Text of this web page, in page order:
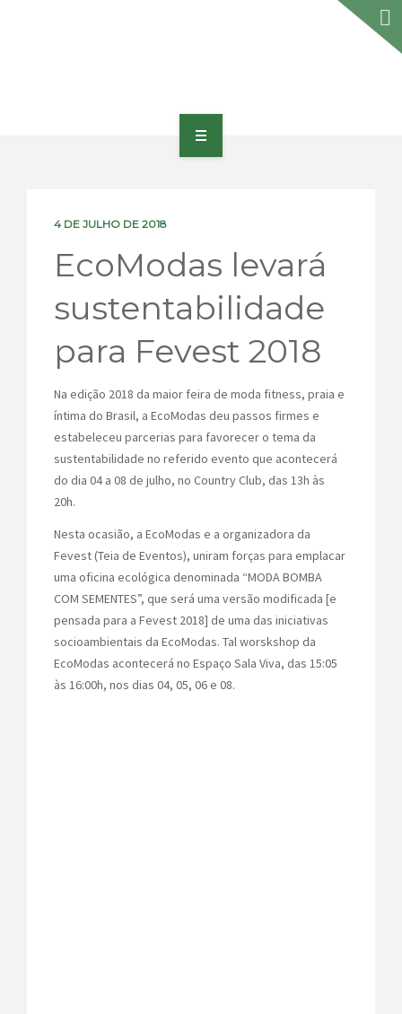
CONTATOS
4 DE JULHO DE 2018
EcoModas levará
sustentabilidade
para Fevest 2018
Na edição 2018 da maior feira de moda fitness, praia e
íntima do Brasil, a EcoModas deu passos firmes e
estabeleceu parcerias para favorecer o tema da
sustentabilidade no referido evento que acontecerá
do dia 04 a 08 de julho, no Country Club, das 13h às
20h.
Nesta ocasião, a EcoModas e a organizadora da
Fevest (Teia de Eventos), uniram forças para emplacar
uma oficina ecológica denominada “MODA BOMBA
COM SEMENTES”, que será uma versão modificada [e
pensada para a Fevest 2018] de uma das iniciativas
socioambientais da EcoModas. Tal worskshop da
EcoModas acontecerá no Espaço Sala Viva, das 15:05
às 16:00h, nos dias 04, 05, 06 e 08.